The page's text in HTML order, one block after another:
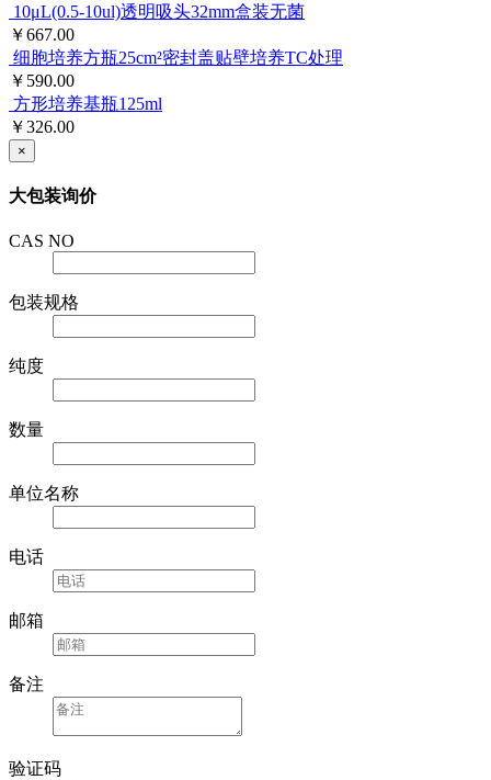
10μL(0.5-10ul)透明吸头32mm盒装无菌
￥667.00
细胞培养方瓶25cm²密封盖贴壁培养TC处理
￥590.00
方形培养基瓶125ml
￥326.00
×
大包装询价
CAS NO
包装规格
纯度
数量
单位名称
电话
邮箱
备注
验证码